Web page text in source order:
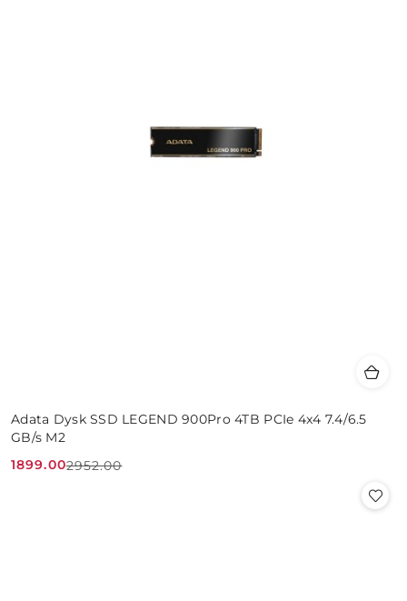
Adata Dysk SSD LEGEND 900Pro 4TB PCIe 4x4 7.4/6.5
GB/s M2
Cena
1899.00
Cena
2952.00